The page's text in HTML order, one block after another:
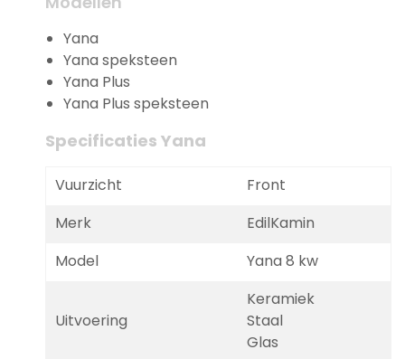
Yana
Yana speksteen
Yana Plus
Yana Plus speksteen
Specificaties Yana
Vuurzicht
Front
Merk
EdilKamin
Model
Yana 8 kw
Uitvoering
Keramiek
Staal
Glas